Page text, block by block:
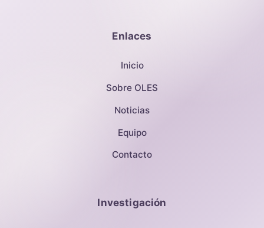
Enlaces
Inicio
Sobre OLES
Noticias
Equipo
Contacto
Investigación